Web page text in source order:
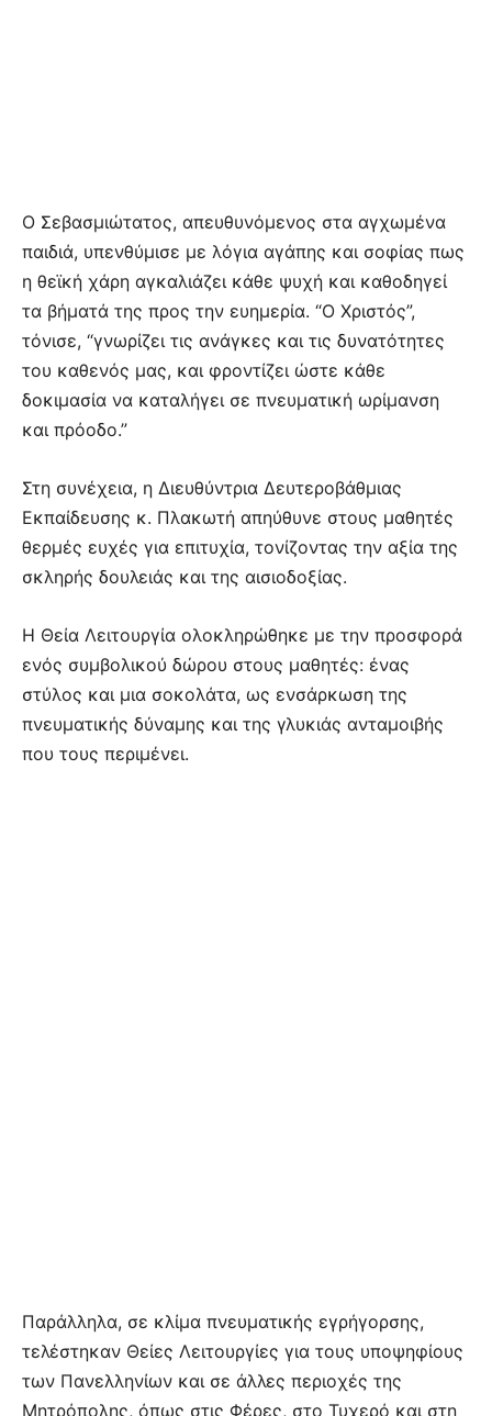
Ο Σεβασμιώτατος, απευθυνόμενος στα αγχωμένα
παιδιά, υπενθύμισε με λόγια αγάπης και σοφίας πως
η θεϊκή χάρη αγκαλιάζει κάθε ψυχή και καθοδηγεί
τα βήματά της προς την ευημερία. “Ο Χριστός”,
τόνισε, “γνωρίζει τις ανάγκες και τις δυνατότητες
του καθενός μας, και φροντίζει ώστε κάθε
δοκιμασία να καταλήγει σε πνευματική ωρίμανση
και πρόοδο.”
Στη συνέχεια, η Διευθύντρια Δευτεροβάθμιας
Εκπαίδευσης κ. Πλακωτή απηύθυνε στους μαθητές
θερμές ευχές για επιτυχία, τονίζοντας την αξία της
σκληρής δουλειάς και της αισιοδοξίας.
Η Θεία Λειτουργία ολοκληρώθηκε με την προσφορά
ενός συμβολικού δώρου στους μαθητές: ένας
στύλος και μια σοκολάτα, ως ενσάρκωση της
πνευματικής δύναμης και της γλυκιάς ανταμοιβής
που τους περιμένει.
Παράλληλα, σε κλίμα πνευματικής εγρήγορσης,
τελέστηκαν Θείες Λειτουργίες για τους υποψηφίους
των Πανελληνίων και σε άλλες περιοχές της
Μητρόπολης, όπως στις Φέρες, στο Τυχερό και στη